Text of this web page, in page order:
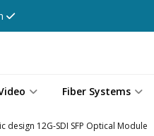
Fiber Systems
design 12G-SDI SFP Optical Module